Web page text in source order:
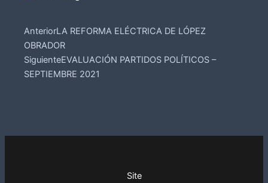
Prev
AnteriorLA REFORMA ELÉCTRICA DE LÓPEZ
OBRADOR
SiguienteEVALUACIÓN PARTIDOS POLÍTICOS –
SEPTIEMBRE 2021
Next
Site